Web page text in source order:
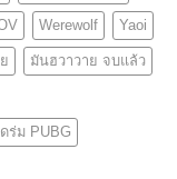
Werewolf Yaoi
มันฮวาวาย จบแล้ว
ร่ม PUBG